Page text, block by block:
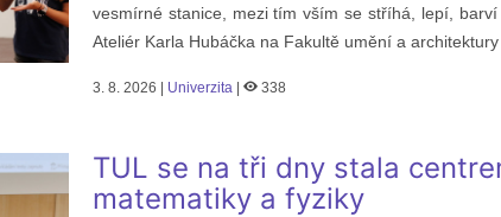
vesmírné stanice, mezi tím vším se stříhá, lepí, barví
Ateliér Karla Hubáčka na Fakultě umění a architektury
3. 8. 2026 | Univerzita | 338
TUL se na tři dny stala
matematiky a fyziky